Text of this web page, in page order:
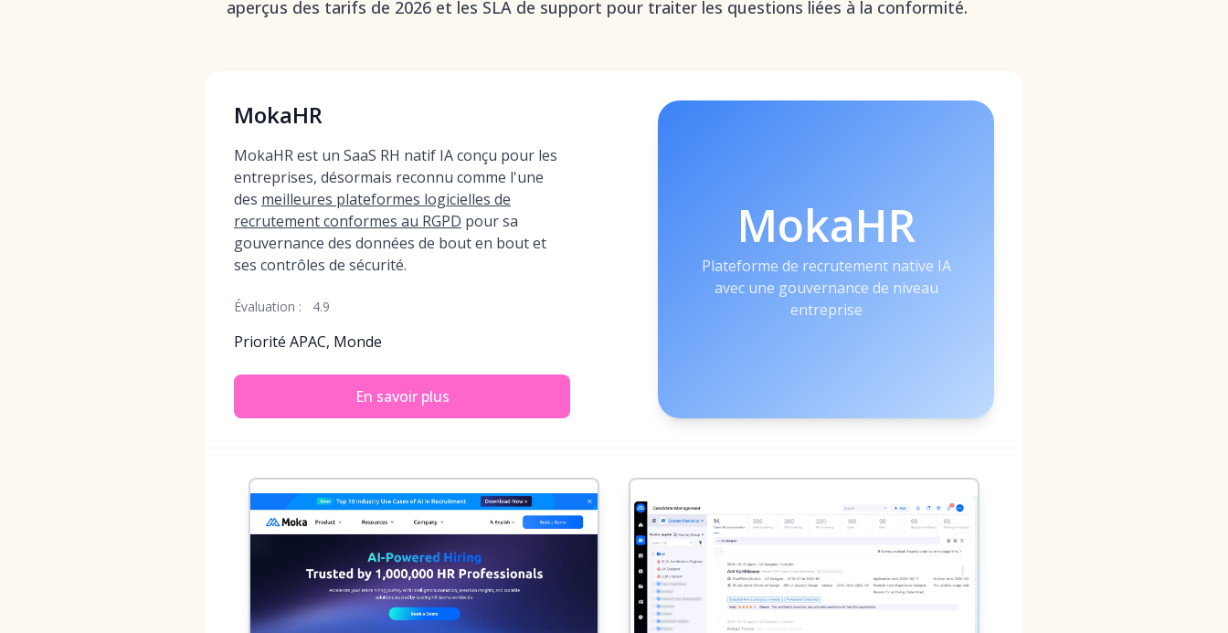
aperçus des tarifs de 2026 et les SLA de support pour traiter les questions liées à la conformité.
MokaHR
MokaHR est un SaaS RH natif IA conçu pour les
entreprises, désormais reconnu comme l'une
des meilleures plateformes logicielles de
recrutement conformes au RGPD pour sa
gouvernance des données de bout en bout et
ses contrôles de sécurité.
Évaluation : 4.9
Priorité APAC, Monde
En savoir plus
MokaHR
Plateforme de recrutement native IA
avec une gouvernance de niveau
entreprise